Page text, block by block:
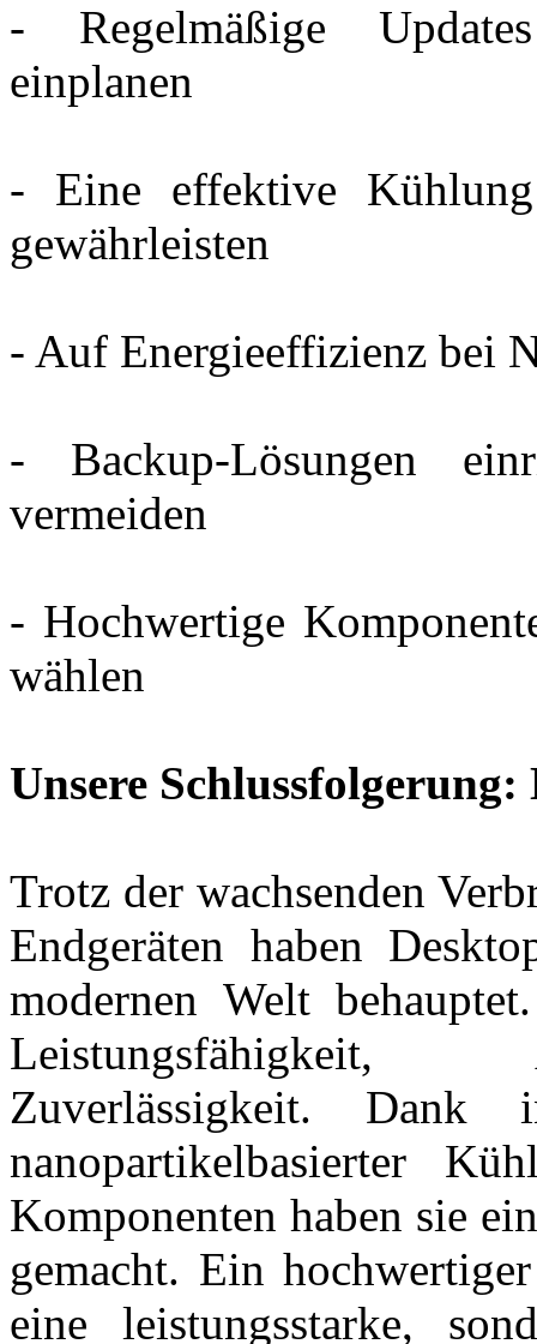
- Regelmäßige
einplanen
- Eine effektive
gewährleisten
- Auf Energieeffizienz bei
- Backup-Lösungen
vermeiden
- Hochwertige
wählen
Unsere
Trotz der wachsenden
Endgeräten haben
modernen Welt
Leistungsfähigkeit,
Zuverlässigkeit. Dank
nanopartikelbasierter
Komponenten haben sie
gemacht. Ein
eine leistungsstarke,